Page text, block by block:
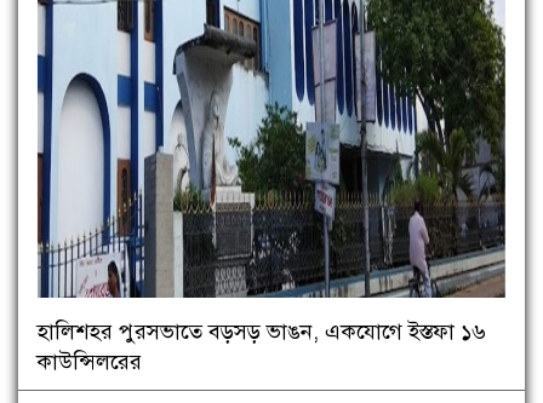
হালিশহর পুরসভাতে বড়সড় ভাঙন, একযোগে ইস্তফা ১৬
কাউন্সিলরের